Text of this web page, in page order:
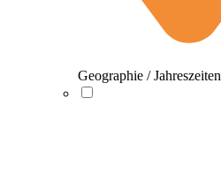
Geographie / Jahreszeiten